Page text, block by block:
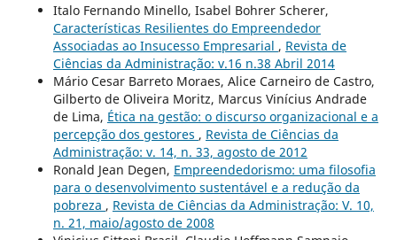
Italo Fernando Minello, Isabel Bohrer Scherer,
Características Resilientes do Empreendedor
Associadas ao Insucesso Empresarial , Revista de
Ciências da Administração: v.16 n.38 Abril 2014
Mário Cesar Barreto Moraes, Alice Carneiro de Castro,
Gilberto de Oliveira Moritz, Marcus Vinícius Andrade
de Lima, Ética na gestão: o discurso organizacional e a
percepção dos gestores , Revista de Ciências da
Administração: v. 14, n. 33, agosto de 2012
Ronald Jean Degen, Empreendedorismo: uma filosofia
para o desenvolvimento sustentável e a redução da
pobreza , Revista de Ciências da Administração: V. 10,
n. 21, maio/agosto de 2008